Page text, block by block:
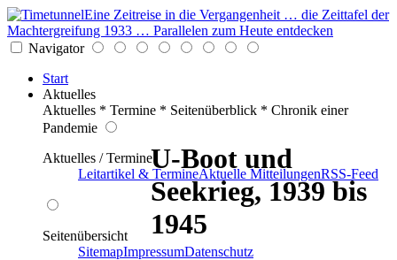
Eine Zeitreise in die Vergangenheit … die Zeittafel der
Machtergreifung 1933 … Parallelen zum Heute entdecken
Navigator
Start
Aktuelles
Aktuelles * Termine * Seitenüberblick * Chronik einer
Pandemie
Aktuelles / Termine
Leitartikel & TermineAktuelle MitteilungenRSS-Feed
Seitenübersicht
SitemapImpressumDatenschutz
U-Boot und
Seekrieg, 1939 bis
1945